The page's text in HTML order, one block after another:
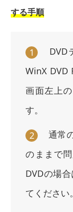
する手順
1
DVD
WinX DVD
画面左上
す。
2
通常
のままで
DVDの場
てください。